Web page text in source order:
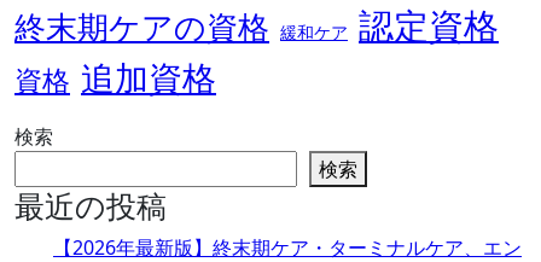
終末期ケアの資格 緩和ケア 認定資格
資格 追加資格
検索
検索
最近の投稿
【2026年最新版】終末期ケア・ターミナルケア、エン